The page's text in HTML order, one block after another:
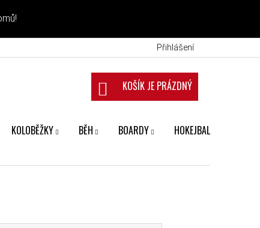
Přihlášení
NÁKUPNÍ KOŠÍK
KOLOBĚŽKY BĚH BOARDY HOKEJBAL